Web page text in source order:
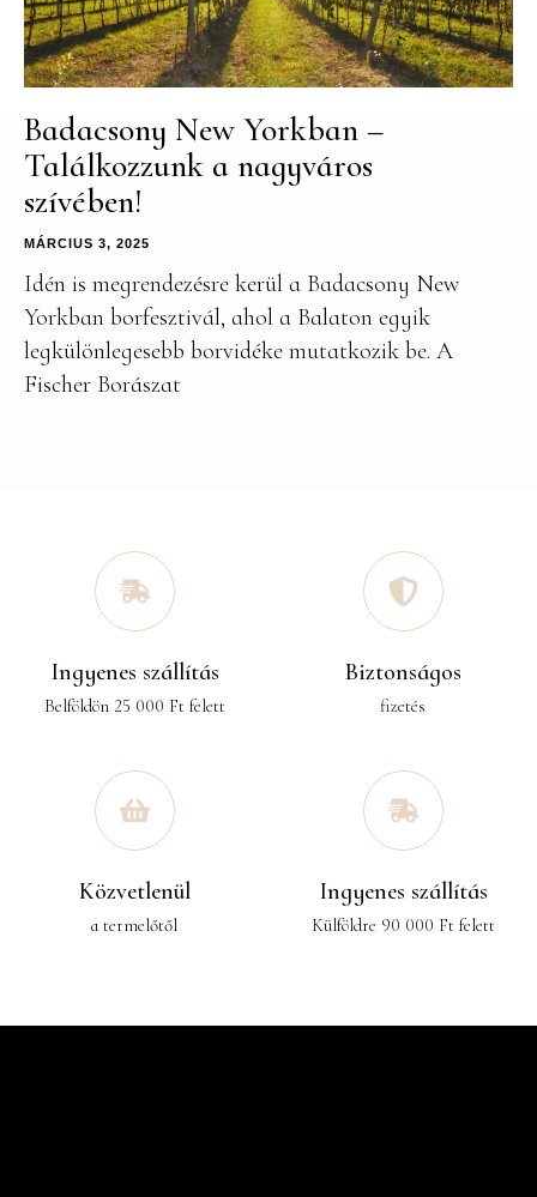
Badacsony New Yorkban –
Találkozzunk a nagyváros
szívében!
MÁRCIUS 3, 2025
Idén is megrendezésre kerül a Badacsony New
Yorkban borfesztivál, ahol a Balaton egyik
legkülönlegesebb borvidéke mutatkozik be. A
Fischer Borászat
Ingyenes szállítás
Belföldön 25 000 Ft felett
Biztonságos
fizetés
Közvetlenül
a termelőtől
Ingyenes szállítás
Külföldre 90 000 Ft felett